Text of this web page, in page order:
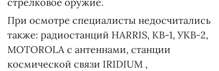
При осмотре специалисты недосчитались
также: радиостанций HARRIS, КВ-1, УКВ-2,
MOTOROLA с антеннами, станции
космической связи IRIDIUM ,